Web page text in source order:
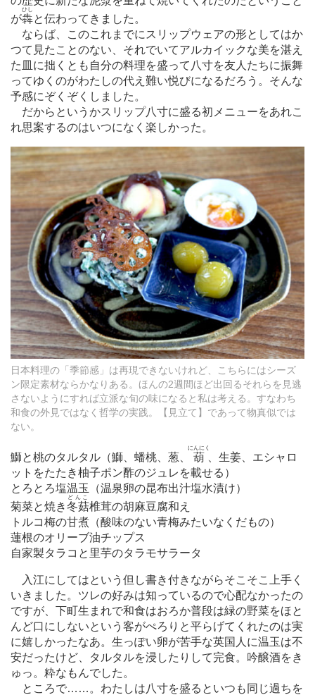
が犇
ひし
と伝わってきました。
ならば、このこれまでにスリップウェアの形としてはか
つて見たことのない、それでいてアルカイックな美を湛え
た皿に拙くとも自分の料理を盛って八寸を友人たちに振舞
ってゆくのがわたしの代え難い悦びになるだろう。そんな
予感にぞくぞくしました。
だからというかスリップ八寸に盛る初メニューをあれこ
れ思案するのはいつになく楽しかった。
日本料理の「季節感」は再現できないけれど、こちらにはシーズ
ン限定素材ならかなりある。ほんの2週間ほど出回るそれらを見逃
さないようにすれば立派な旬の味になると私は考える。すなわち
和食の外見ではなく哲学の実践。【見立て】であって物真似では
ない。
鰤と桃のタルタル（鰤、蟠桃、葱、 葫
にんにく
、生姜、エシャロ
ットをたたき柚子ポン酢のジュレを載せる）
とろとろ塩温玉（温泉卵の昆布出汁塩水漬け）
菊菜と焼き冬菇
どんこ
椎茸の胡麻豆腐和え
トルコ梅の甘煮（酸味のない青梅みたいなくだもの）
蓮根のオリーブ油チップス
自家製タラコと里芋のタラモサラータ
入江にしてはという但し書き付きながらそこそこ上手く
いきました。ツレの好みは知っているので心配なかったの
ですが、下町生まれで和食はおろか普段は緑の野菜をほと
んど口にしないという客がぺろりと平らげてくれたのは実
に嬉しかったなあ。生っぽい卵が苦手な英国人に温玉は不
安だったけど、タルタルを浸したりして完食。吟醸酒をき
ゅっ。粋なもんでした。
ところで… …。わたしは八寸を盛るといつも同じ過ちを